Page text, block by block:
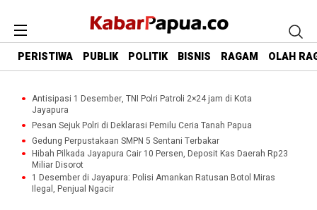
PERISTIWA PUBLIK POLITIK BISNIS RAGAM OLAH
Antisipasi 1 Desember, TNI Polri Patroli 2×24 jam di Kota
Jayapura
Pesan Sejuk Polri di Deklarasi Pemilu Ceria Tanah Papua
Gedung Perpustakaan SMPN 5 Sentani Terbakar
Hibah Pilkada Jayapura Cair 10 Persen, Deposit Kas Daerah Rp23
Miliar Disorot
1 Desember di Jayapura: Polisi Amankan Ratusan Botol Miras
Ilegal, Penjual Ngacir